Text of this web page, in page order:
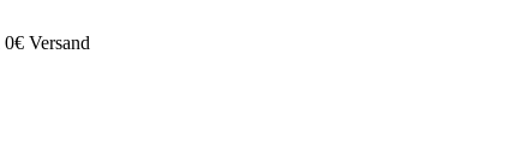
0€ Versand